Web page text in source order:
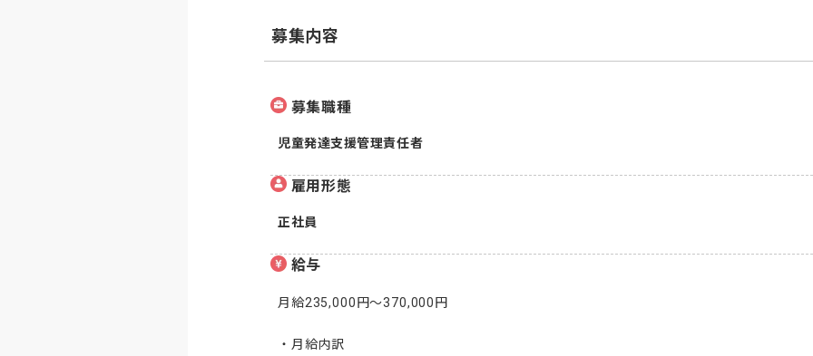
募集内容
募集職種
児童発達支援管理責任者
雇用形態
正社員
給与
月給235,000円～370,000円
・月給内訳